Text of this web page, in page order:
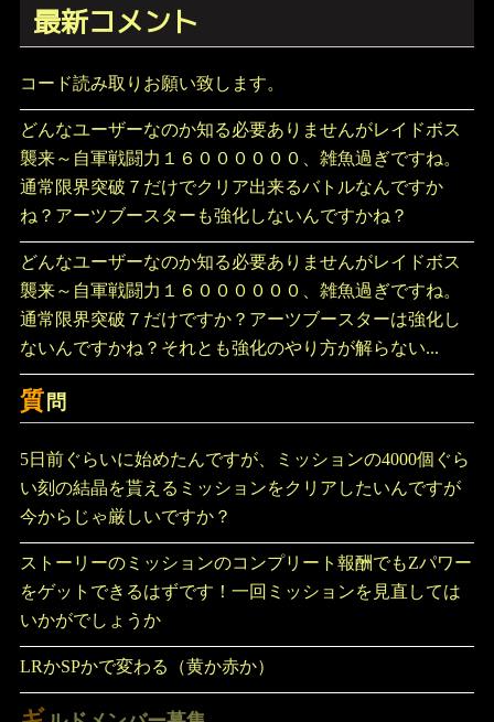
最新コメント
コード読み取りお願い致します。
どんなユーザーなのか知る必要ありませんがレイドボス
襲来～自軍戦闘力１６００００００、雑魚過ぎですね。
通常限界突破７だけでクリア出来るバトルなんですか
ね？アーツブースターも強化しないんですかね？
どんなユーザーなのか知る必要ありませんがレイドボス
襲来～自軍戦闘力１６００００００、雑魚過ぎですね。
通常限界突破７だけですか？アーツブースターは強化し
ないんですかね？それとも強化のやり方が解らない...
質 問
5日前ぐらいに始めたんですが、ミッションの4000個ぐら
い刻の結晶を貰えるミッションをクリアしたいんですが
今からじゃ厳しいですか？
ストーリーのミッションのコンプリート報酬でもZパワー
をゲットできるはずです！一回ミッションを見直しては
いかがでしょうか
LRかSPかで変わる（黄か赤か）